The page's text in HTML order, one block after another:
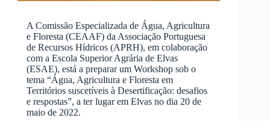
A Comissão Especializada de Água, Agricultura
e Floresta (CEAAF) da Associação Portuguesa
de Recursos Hídricos (APRH), em colaboração
com a Escola Superior Agrária de Elvas
(ESAE), está a preparar um Workshop sob o
tema “Água, Agricultura e Floresta em
Territórios suscetíveis à Desertificação: desafios
e respostas”, a ter lugar em Elvas no dia 20 de
maio de 2022.